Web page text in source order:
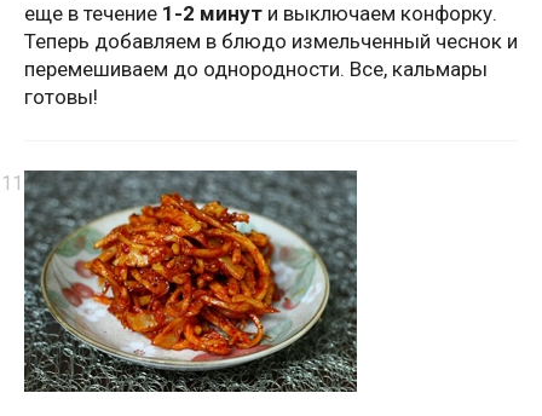
еще в течение 1-2 минут и выключаем конфорку.
Теперь добавляем в блюдо измельченный чеснок и
перемешиваем до однородности. Все, кальмары
готовы!